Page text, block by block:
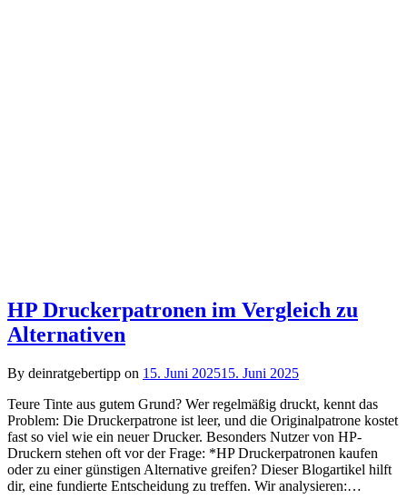
HP Druckerpatronen im Vergleich zu
Alternativen
By deinratgebertipp on 15. Juni 202515. Juni 2025
Teure Tinte aus gutem Grund? Wer regelmäßig druckt, kennt das
Problem: Die Druckerpatrone ist leer, und die Originalpatrone kostet
fast so viel wie ein neuer Drucker. Besonders Nutzer von HP-
Druckern stehen oft vor der Frage: *HP Druckerpatronen kaufen
oder zu einer günstigen Alternative greifen? Dieser Blogartikel hilft
dir, eine fundierte Entscheidung zu treffen. Wir analysieren:…